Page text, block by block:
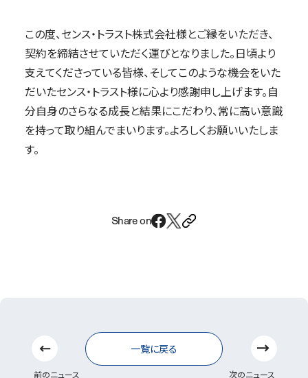
この度、センス・トラスト株式会社様とご縁をいただき、
契約を締結させていただく運びとなりました。日頃より
支えてくださっている皆様、そしてこのような機会をいた
だいたセンス・トラスト様に心より感謝申し上げます。自
分自身のさらなる成長と結果にこだわり、常に高い意識
を持って取り組んでまいります。よろしくお願いいたしま
す。
Share on
前のニュース 一覧に戻る 次のニュ